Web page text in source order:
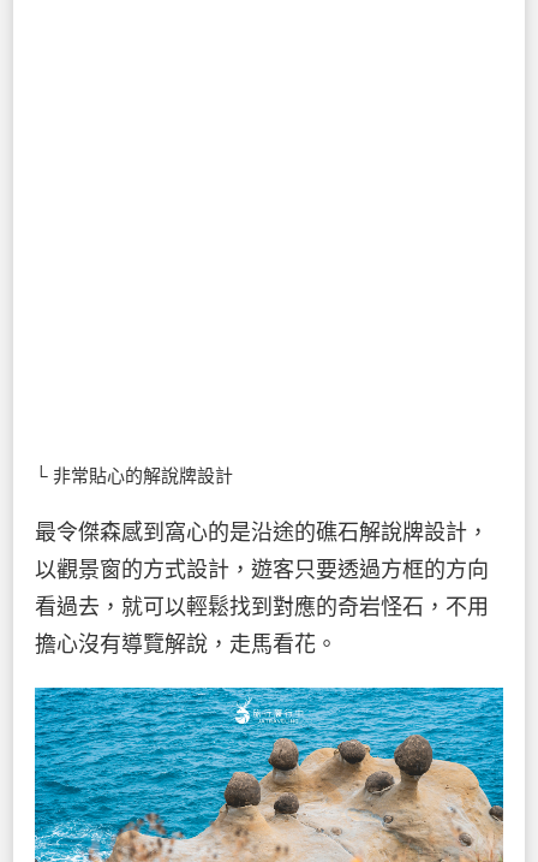
└ 非常貼心的解說牌設計
最令傑森感到窩心的是沿途的礁石解說牌設計，
以觀景窗的方式設計，遊客只要透過方框的方向
看過去，就可以輕鬆找到對應的奇岩怪石，不用
擔心沒有導覽解說，走馬看花。